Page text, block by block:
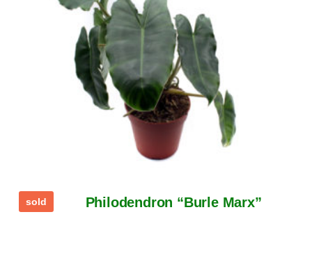
sold Philodendron “Burle Marx”